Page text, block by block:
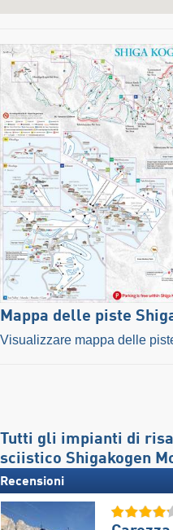
Mappa delle piste
Visualizzare mappa delle
Tutti gli impianti di
sciistico Shigakogen
Recensioni